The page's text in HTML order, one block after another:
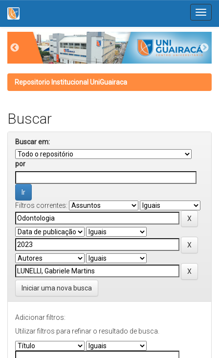
navigation
Repositorio Institucional UniGuairaca
Buscar
Buscar em:
por
Filtros correntes:
Iniciar uma nova busca
Adicionar filtros:
Utilizar filtros para refinar o resultado de busca.